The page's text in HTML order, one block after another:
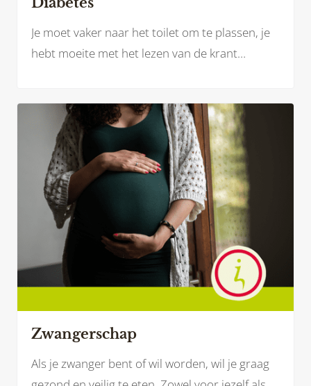
Je moet vaker naar het toilet om te plassen, je
hebt moeite met het lezen van de krant
zo’n droge mond hebt. Mogelijk herken jij jezelf
hierin.
Zwangerschap
Als je zwanger bent of wil worden, wil je graag